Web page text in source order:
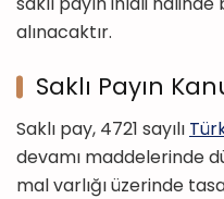
alınacaktır.
Saklı Payın
Saklı pay, 4721 sayılı
devamı maddelerinde
mal varlığı üzerinde